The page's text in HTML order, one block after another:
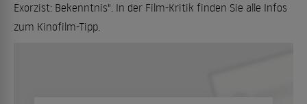
Exorzist: Bekenntnis". In der Film-Kritik finden Sie alle Infos
zum Kinofilm-Tipp.